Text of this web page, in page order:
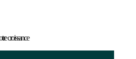
croissance